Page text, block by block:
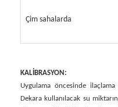
Çim sahalarda
KALİBRASYON:
Uygulama öncesinde ilaçlama
Dekara kullanılacak su